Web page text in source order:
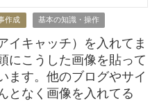
作成 基本の知識・操作
イキャッチ）を入れてま
にこうした画像を貼って
ます。他のブログやサイ
となく画像を入れてる